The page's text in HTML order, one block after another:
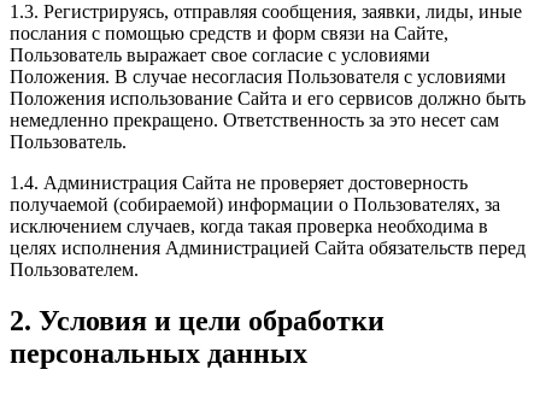
1.3. Регистрируясь, отправляя сообщения, заявки, лиды, иные
послания с помощью средств и форм связи на Сайте,
Пользователь выражает свое согласие с условиями
Положения. В случае несогласия Пользователя с условиями
Положения использование Сайта и его сервисов должно быть
немедленно прекращено. Ответственность за это несет сам
Пользователь.
1.4. Администрация Сайта не проверяет достоверность
получаемой (собираемой) информации о Пользователях, за
исключением случаев, когда такая проверка необходима в
целях исполнения Администрацией Сайта обязательств перед
Пользователем.
2. Условия и цели обработки
персональных данных